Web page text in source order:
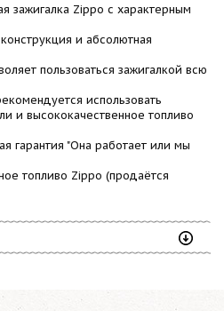
зажигалка Zippo с характерным
и абсолютная
пользоваться зажигалкой всю
использовать
и высококачественное топливо
гарантия "Она работает или мы
топливо Zippo (продаётся